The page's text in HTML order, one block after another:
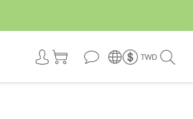
TWD